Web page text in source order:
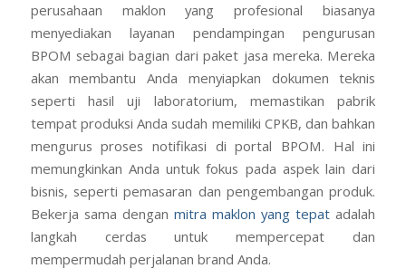
perusahaan maklon yang profesional biasanya
menyediakan layanan pendampingan pengurusan
BPOM sebagai bagian dari paket jasa mereka. Mereka
akan membantu Anda menyiapkan dokumen teknis
seperti hasil uji laboratorium, memastikan pabrik
tempat produksi Anda sudah memiliki CPKB, dan bahkan
mengurus proses notifikasi di portal BPOM. Hal ini
memungkinkan Anda untuk fokus pada aspek lain dari
bisnis, seperti pemasaran dan pengembangan produk.
Bekerja sama dengan mitra maklon yang tepat adalah
langkah cerdas untuk mempercepat dan
mempermudah perjalanan brand Anda.